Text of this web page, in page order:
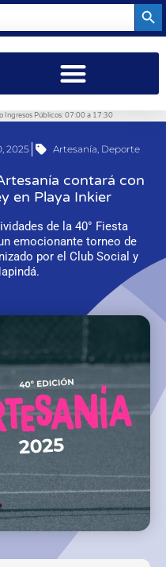
Ingresos Públicos: 07:00 a 17:30
2025 Artesanía Deporte
contará con
en Playa Inkier
de la 40° Fiesta
emocionante torneo de
por el Club Social y